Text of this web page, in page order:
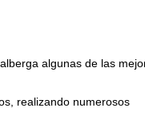
algunas de las
realizando numerosos